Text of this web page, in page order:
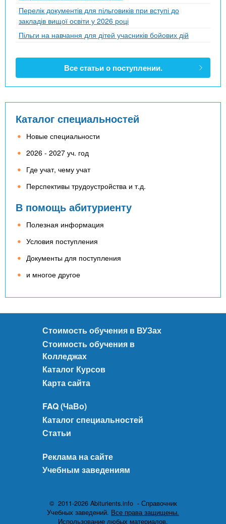
Перелік документів для пільговиків при вступі до
закладів вищої освіти у 2026 році
Пільги на навчання для дітей учасників бойових дій
Все статьи о поступлении.
Каталог специальностей
Новые специальности
2026 - 2027 уч. год
Где учат, чему учат
Перспективы трудоустройства и т.д.
В помощь абитуриенту
Полезная информация
Условия поступления
Документы для поступления
и многое другое
Стоимость обучения в ВУЗах
Стоимость обучения в
Колледжах
Каталог Курсов
Карта сайта
FAQ (ЧаВо)
Каталог специальностей
Статьи
Реклама на сайте
Учебным заведениям
© 2011-2026 Abiturients.info - Справочник
Учебных заведений. Все права защищены.
Использование любых материалов,